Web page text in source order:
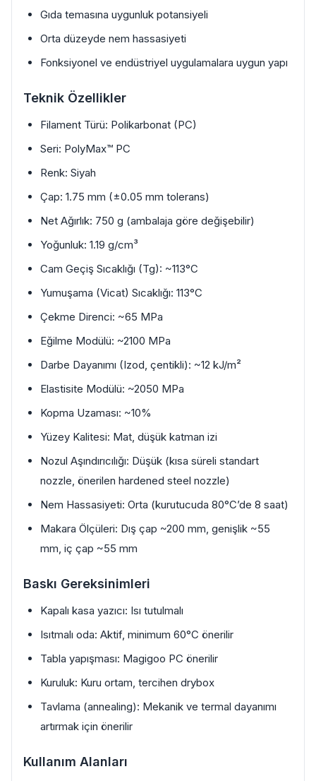
Gıda temasına uygunluk potansiyeli
Orta düzeyde nem hassasiyeti
Fonksiyonel ve endüstriyel uygulamalara uygun yapı
Teknik Özellikler
Filament Türü: Polikarbonat (PC)
Seri: PolyMax™ PC
Renk: Siyah
Çap: 1.75 mm (±0.05 mm tolerans)
Net Ağırlık: 750 g (ambalaja göre değişebilir)
Yoğunluk: 1.19 g/cm³
Cam Geçiş Sıcaklığı (Tg): ~113°C
Yumuşama (Vicat) Sıcaklığı: 113°C
Çekme Direnci: ~65 MPa
Eğilme Modülü: ~2100 MPa
Darbe Dayanımı (Izod, çentikli): ~12 kJ/m²
Elastisite Modülü: ~2050 MPa
Kopma Uzaması: ~10%
Yüzey Kalitesi: Mat, düşük katman izi
Nozul Aşındırıcılığı: Düşük (kısa süreli standart
nozzle, önerilen hardened steel nozzle)
Nem Hassasiyeti: Orta (kurutucuda 80°C’de 8 saat)
Makara Ölçüleri: Dış çap ~200 mm, genişlik ~55
mm, iç çap ~55 mm
Baskı Gereksinimleri
Kapalı kasa yazıcı: Isı tutulmalı
Isıtmalı oda: Aktif, minimum 60°C önerilir
Tabla yapışması: Magigoo PC önerilir
Kuruluk: Kuru ortam, tercihen drybox
Tavlama (annealing): Mekanik ve termal dayanımı
artırmak için önerilir
Kullanım Alanları